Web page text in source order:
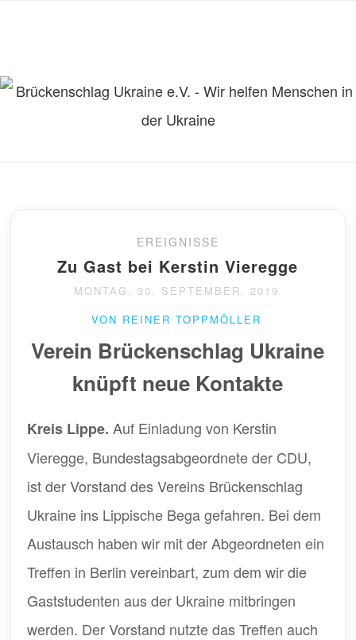
EREIGNISSE
Zu Gast bei Kerstin Vieregge
MONTAG, 30. SEPTEMBER, 2019
VON REINER TOPPMÖLLER
Verein Brückenschlag Ukraine
knüpft neue Kontakte
Kreis Lippe. Auf Einladung von Kerstin
Vieregge, Bundestagsabgeordnete der CDU,
ist der Vorstand des Vereins Brückenschlag
Ukraine ins Lippische Bega gefahren. Bei dem
Austausch haben wir mit der Abgeordneten ein
Treffen in Berlin vereinbart, zum dem wir die
Gaststudenten aus der Ukraine mitbringen
werden. Der Vorstand nutzte das Treffen auch